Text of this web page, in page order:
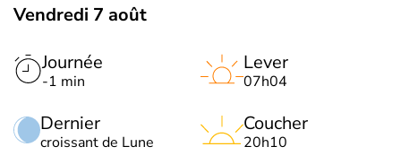
Vendredi 7 août
Journée
-1 min
Dernier
croissant de Lune
Lever
07h04
Coucher
20h10